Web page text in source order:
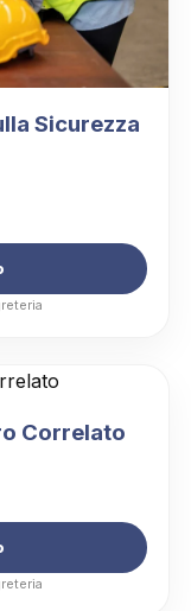
Sicurezza
Correlato